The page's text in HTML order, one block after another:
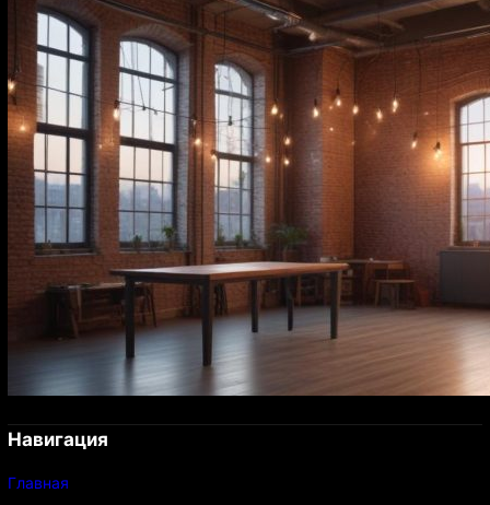
Навигация
Главная